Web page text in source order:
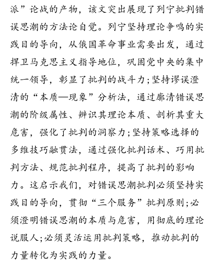
派”论战的产物，该文突出展现了列宁批判错
误思潮的方法论自觉。列宁坚持理论争鸣的实
践目的导向，从俄国革命事业需要出发，通过
捍卫马克思主义指导地位，巩固党中央的集中
统一领导，彰显了批判的战斗力;坚持谬误澄
清的“本质—现象”分析法，通过廓清错误思
潮的阶级属性、辨识其理论本质、剖析其重大
危害，强化了批判的洞察力;坚持策略选择的
多维技巧融贯法，通过强化批判话术、巧用批
判方法、规范批判程序，提高了批判的影响
力。这启示我们，对错误思潮批判必须坚持实
践目的导向，贯彻“三个服务”批判原则;必
须澄明错误思潮的本质与危害，用彻底的理论
说服人;必须灵活运用批判策略，推动批判的
力量转化为实践的力量。